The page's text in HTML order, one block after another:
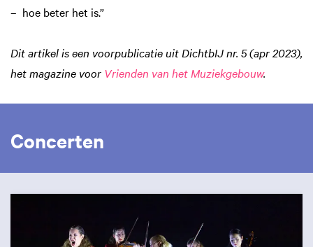
– hoe beter het is.”
Dit artikel is een voorpublicatie uit DichtbIJ nr. 5 (apr 2023),
het magazine voor Vrienden van het Muziekgebouw.
Concerten